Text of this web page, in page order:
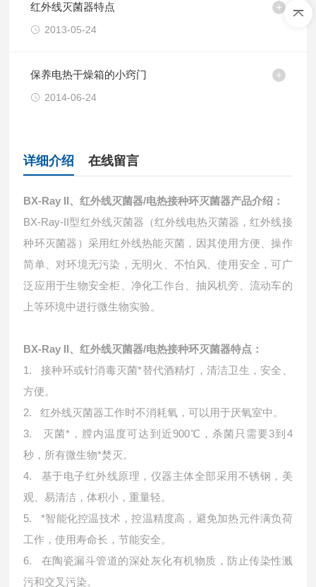
红外线灭菌器特点
2013-05-24
保养电热干燥箱的小窍门
2014-06-24
详细介绍 在线留言
BX-Ray II、红外线灭菌器/电热接种环灭菌器产品介绍：
BX-Ray-II型红外线灭菌器（红外线电热灭菌器，红外线接
种环灭菌器）采用红外线热能灭菌，因其使用方便、操作
简单、对环境无污染，无明火、不怕风、使用安全，可广
泛应用于生物安全柜、净化工作台、抽风机旁、流动车的
上等环境中进行微生物实验。
BX-Ray II、红外线灭菌器/电热接种环灭菌器特点：
1.接种环或针消毒灭菌*替代酒精灯，清洁卫生，安全、
方便。
2.红外线灭菌器工作时不消耗氧，可以用于厌氧室中。
3.
灭菌*，膛内温度可达到近900℃，杀菌只需要3到4
秒，所有微生物*焚灭。
4. 基于电子红外线原理，仪器主体全部采用不锈钢，美
观、易清洁，体积小，重量轻。
5.*智能化控温技术，控温精度高，避免加热元件满负荷
工作，使用寿命长，节能安全。
6. 在陶瓷漏斗管道的深处灰化有机物质，防止传染性溅
污和交叉污染。